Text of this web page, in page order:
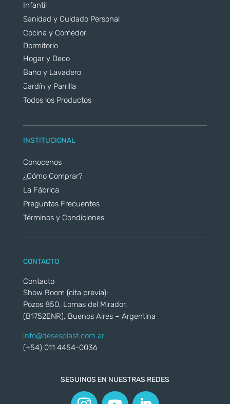
Infantil
Sanidad y Cuidado Personal
Cocina y Comedor
Dormitorio
Hogar y Deco
Baño y Lavadero
Jardín y Parrilla
Todos los Productos
INSTITUCIONAL
Conocenos
¿Cómo Comprar?
La Fábrica
Preguntas Frecuentes
Términos y Condiciones
CONTACTO
Contacto
Show Room (cita previa):
Pozos 850, Lomas del Mirador,
(B1752ENR), Buenos Aires – Argentina
info@desesplast.com.ar
(+54) 011 4454-0036
SEGUINOS EN NUESTRAS REDES